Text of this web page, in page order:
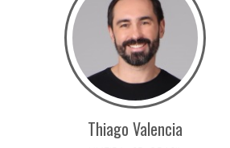
Thiago Valencia